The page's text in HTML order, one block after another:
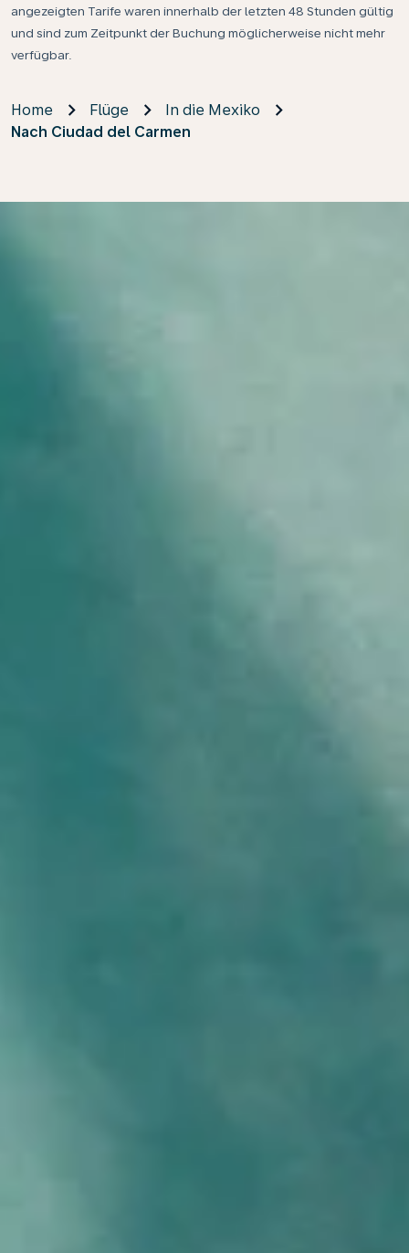
angezeigten Tarife waren innerhalb der letzten 48 Stunden gültig
und sind zum Zeitpunkt der Buchung möglicherweise nicht mehr
verfügbar.
Home Flüge
In die Mexiko
Nach Ciudad del Carmen